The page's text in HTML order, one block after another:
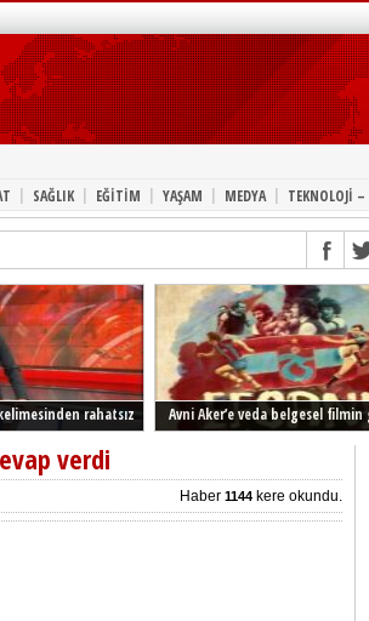
| SAĞLIK | EĞİTİM | YAŞAM | MEDYA | TEKNOLOJİ –
rahatsız
Avni Aker’e veda belgesel filmin
verdi
Haber 1144 kere okundu.